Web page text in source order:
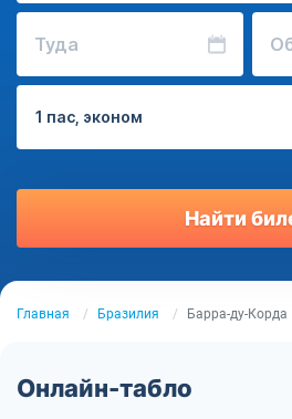
Туда
1 пас, эконом
Найти
Главная Бразилия Барра-ду-Корда
Онлайн-табло